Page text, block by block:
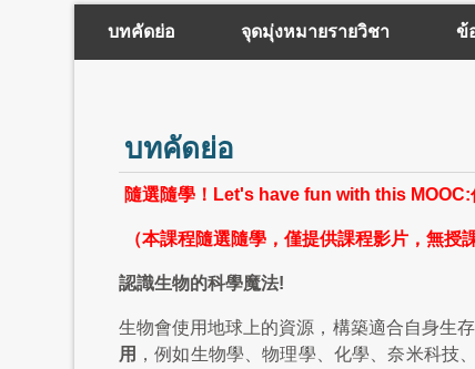
บทคัดย่อ จุดมุ่งหมายรายวิชา ข้
บทคัดย่อ
隨選隨學！Let's have fun with this MOOC:
（本課程隨選隨學，僅提供課程影片，無授
認識生物的科學魔法!
生物會使用地球上的資源，構築適合自身生
用 ，例如生物學、物理學、化學、奈米科技